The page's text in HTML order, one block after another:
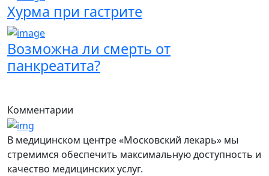
Хурма при гастрите
Возможна ли смерть от
панкреатита?
Комментарии
В медицинском центре «Московский лекарь» мы
стремимся обеспечить максимальную доступность и
качество медицинских услуг.